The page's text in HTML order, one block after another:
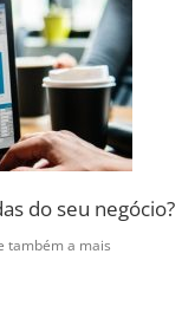
do seu negócio?
também a mais